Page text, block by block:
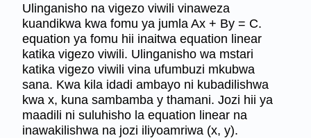
Ulinganisho na vigezo viwili vinaweza
kuandikwa kwa fomu ya jumla Ax + By = C.
equation ya fomu hii inaitwa equation linear
katika vigezo viwili. Ulinganisho wa mstari
katika vigezo viwili vina ufumbuzi mkubwa
sana. Kwa kila idadi ambayo ni kubadilishwa
kwa x, kuna sambamba y thamani. Jozi hii ya
maadili ni suluhisho la equation linear na
inawakilishwa na jozi iliyoamriwa (x, y).